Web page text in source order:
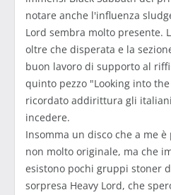
notare anche l'influenza
Lord sembra molto presente.
oltre che disperata e la
buon lavoro di supporto al
quinto pezzo "Looking into
ricordato addirittura gli
incedere.
Insomma un disco che a me
non molto originale, ma che
esistono pochi gruppi stoner
sorpresa Heavy Lord, che